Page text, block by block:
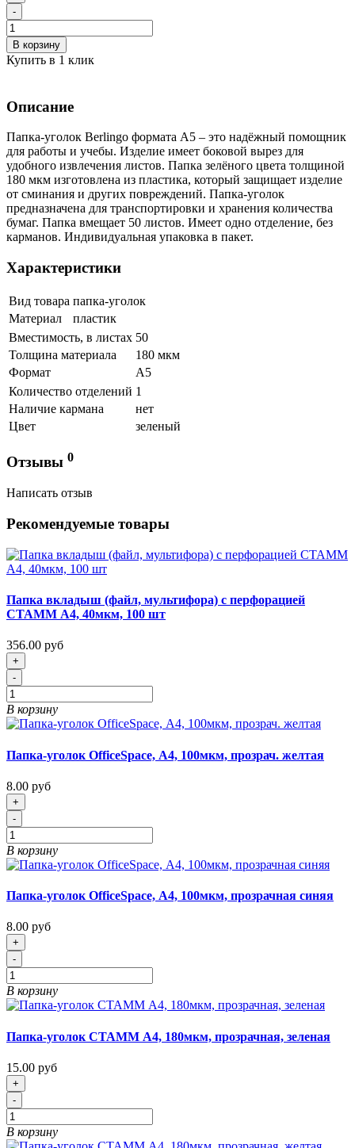
-
В корзину
Купить в 1 клик
Описание
Папка-уголок Berlingo формата А5 – это надёжный помощник
для работы и учебы. Изделие имеет боковой вырез для
удобного извлечения листов. Папка зелёного цвета толщиной
180 мкм изготовлена из пластика, который защищает изделие
от сминания и других повреждений. Папка-уголок
предназначена для транспортировки и хранения количества
бумаг. Папка вмещает 50 листов. Имеет одно отделение, без
карманов. Индивидуальная упаковка в пакет.
Характеристики
Вид товара папка-уголок
Материал
пластик
Вместимость, в листах 50
Толщина материала
180 мкм
Формат
А5
Количество отделений 1
Наличие кармана
нет
Цвет
зеленый
Отзывы 0
Написать отзыв
Рекомендуемые товары
Папка вкладыш (файл, мультифора) с перфорацией
СТАММ А4, 40мкм, 100 шт
356.00 руб
+
-
В корзину
Папка-уголок OfficeSpace, А4, 100мкм, прозрач. желтая
8.00 руб
+
-
В корзину
Папка-уголок OfficeSpace, А4, 100мкм, прозрачная синяя
8.00 руб
+
-
В корзину
Папка-уголок СТАММ А4, 180мкм, прозрачная, зеленая
15.00 руб
+
-
В корзину